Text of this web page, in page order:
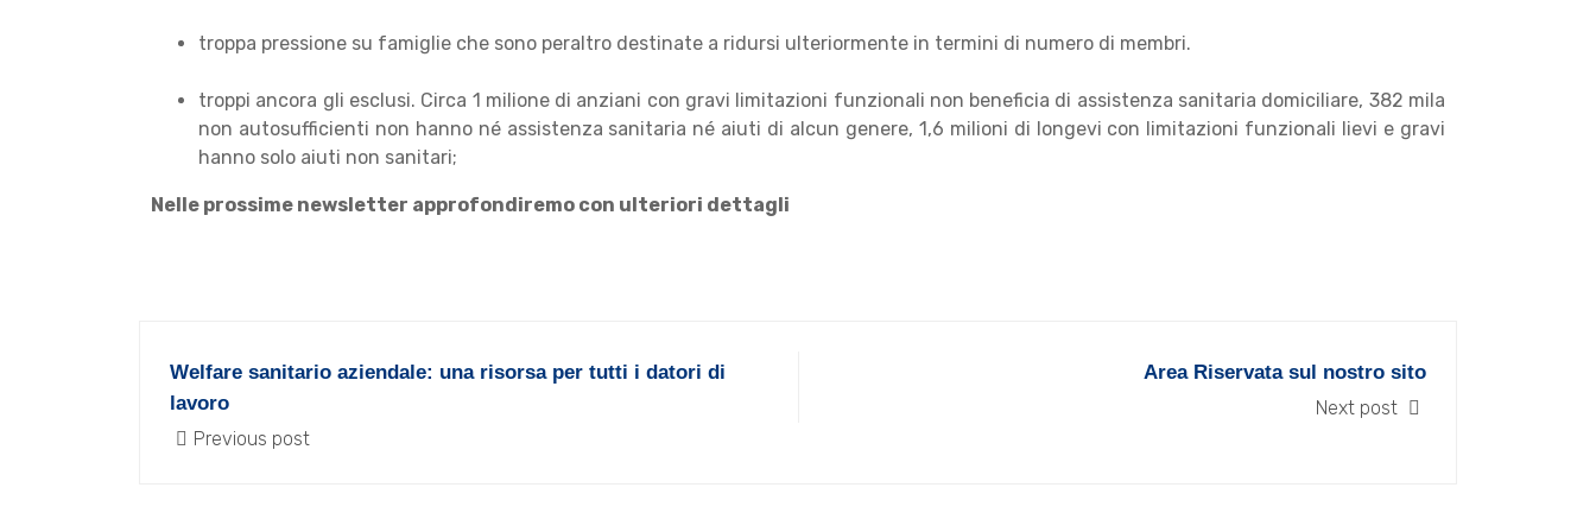
troppa pressione su famiglie che sono peraltro destinate a ridursi ulteriormente in termini di numero di membri.
troppi ancora gli esclusi. Circa 1 milione di anziani con gravi limitazioni funzionali non beneficia di assistenza sanitaria domiciliare, 382 mila
non autosufficienti non hanno né assistenza sanitaria né aiuti di alcun genere, 1,6 milioni di longevi con limitazioni funzionali lievi e gravi
hanno solo aiuti non sanitari;
Nelle prossime newsletter approfondiremo con ulteriori dettagli
Welfare sanitario aziendale: una risorsa per tutti i datori di
lavoro
Previous post
Area Riservata sul nostro sito
Next post